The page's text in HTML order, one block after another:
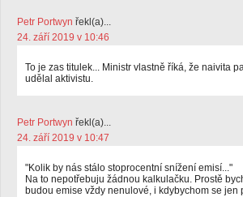
Petr Portwyn řekl(a)...
24. září 2019 v 10:46
To je zas titulek... Ministr vlastně říká, že naivita
udělal aktivistu.
Petr Portwyn řekl(a)...
24. září 2019 v 10:47
"Kolik by nás stálo stoprocentní snížení emisí..."
Na to nepotřebuju žádnou kalkulačku. Prostě
budou emise vždy nenulové, i kdybychom se jen